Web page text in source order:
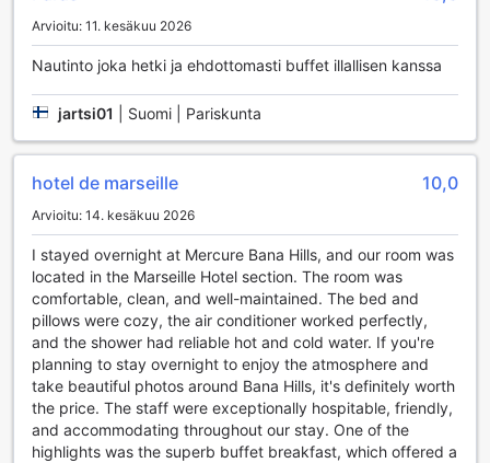
Urheilumahdollisuudet Mercure Danang French Village
Bana Hillsissa
Mercure Danang French Village Bana Hills tarjoaa
erinomaiset urheilumahdollisuudet, jotka tekevät
vierailustasi unohtumattoman. Hotellin sisäuima-allas on
olipa kyseessä aamu-uinti tai iltapäivän vesileikit. Uima-
altaan ympärillä voit nauttia rauhallisesta ympäristöstä ja
erityisen nautinnollisen.
Fitnesskeskus on varustettu moderneilla laitteilla, ja se on
avoinna ilmaiseksi kaikille vieraille. Olitpa sitten kokenut
kuntoilija tai vasta-alkaja, löydät varmasti itsellesi sopivia
laitteita ja tilaa harjoitella. Lisäksi voit haastaa ystäväsi
pöytätennisotteluun tai nauttia rentouttavasta hetkestä
keilailuradalla. Dart-peli tarjoaa hauskaa ajanvietettä, ja
ympäröivä luonto kutsuu sinut vaellukselle upeille poluille,
joissa voit nauttia Vietnamin kauniista maisemista. Mercure
Danang French Village Bana Hills on täydellinen paikka
aktiiviselle lomalle!
Arvioitu: 11. kesäkuu 2026
Nautinto joka hetki ja ehdottomasti buffet illallisen kanssa
jartsi01 Suomi | Pariskunta
hotel de marseille 10,0
Arvioitu: 14. kesäkuu 2026
I stayed overnight at Mercure Bana Hills, and our room was
located in the Marseille Hotel section. The room was
comfortable, clean, and well-maintained. The bed and
pillows were cozy, the air conditioner worked perfectly,
and the shower had reliable hot and cold water. If you're
planning to stay overnight to enjoy the atmosphere and
take beautiful photos around Bana Hills, it's definitely worth
the price. The staff were exceptionally hospitable, friendly,
and accommodating throughout our stay. One of the
highlights was the superb buffet breakfast, which offered a